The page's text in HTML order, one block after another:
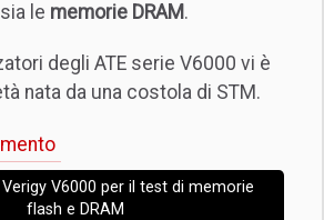
le memorie DRAM .
degli ATE serie V6000 vi è
nata da una costola di STM.
V6000 per il test di memorie
flash e DRAM